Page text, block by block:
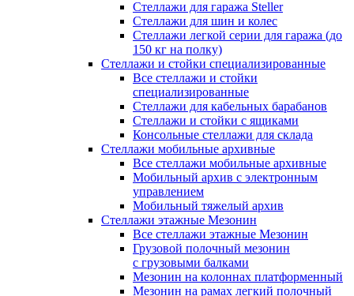
Стеллажи для гаража Steller
Стеллажи для шин и колес
Стеллажи легкой серии для гаража (до
150 кг на полку)
Стеллажи и стойки специализированные
Все стеллажи и стойки
специализированные
Стеллажи для кабельных барабанов
Стеллажи и стойки с ящиками
Консольные стеллажи для склада
Стеллажи мобильные архивные
Все стеллажи мобильные архивные
Мобильный архив с электронным
управлением
Мобильный тяжелый архив
Стеллажи этажные Мезонин
Все стеллажи этажные Мезонин
Грузовой полочный мезонин
с грузовыми балками
Мезонин на колоннах платформенный
Мезонин на рамах легкий полочный